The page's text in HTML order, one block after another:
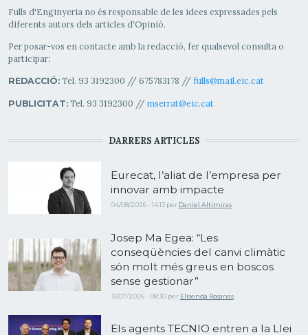
Fulls d'Enginyeria no és responsable de les idees expressades pels
diferents autors dels articles d'Opinió.
Per posar-vos en contacte amb la redacció, fer qualsevol consulta o
participar:
REDACCIÓ:Tel. 93 3192300 // 675783178 // fulls@mail.eic.cat
PUBLICITAT:Tel. 93 3192300 // mserrat@eic.cat
DARRERS ARTICLES
Eurecat, l’aliat de l’empresa per
innovar amb impacte
04/08/2026 - 14:13 per Daniel Altimiras
Josep Ma Egea: “Les
conseqüències del canvi climàtic
són molt més greus en boscos
sense gestionar”
31/07/2026 - 08:30 per Elisenda Rosanas
Els agents TECNIO entren a la Llei